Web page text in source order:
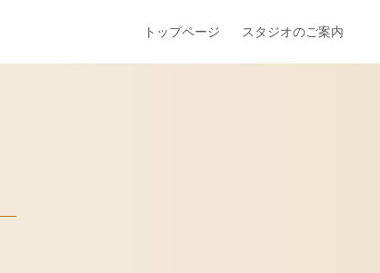
トップページ スタジオのご案内